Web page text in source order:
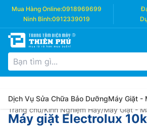
Mua Hàng Online:0918969699
Ninh Bình:0912339019
Dịch Vụ Sửa Chữa Bảo DưỡngMáy Giặt -
Trang chủ/Kinh Nghiệm Hay/Máy Giặt -
Máy giặt Electrolux